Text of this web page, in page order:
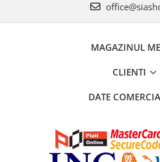
MAGAZINUL
CLIENTI
DATE